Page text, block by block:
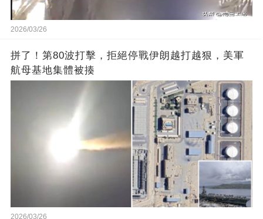
2026/03/26
拼了！第80波打擊，拒絕停戰伊朗越打越狠，美軍
航母基地集體被揍
2026/03/26